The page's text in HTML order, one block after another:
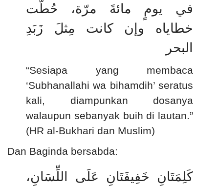
في يومٍ مائةَ مرّة، حُطَّت
خطاياه وإن كانت مِثلَ زَبَدِ
البحر
“Sesiapa yang membaca
‘Subhanallahi wa bihamdih’ seratus
kali, diampunkan dosanya
walaupun sebanyak buih di lautan.”
(HR al-Bukhari dan Muslim)
Dan Baginda bersabda:
كَلِمَتَانِ خَفِيفَتَانِ عَلَى اللِّسَانِ،